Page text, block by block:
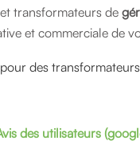
transformateurs de
et commerciale de
des
des utilisateurs